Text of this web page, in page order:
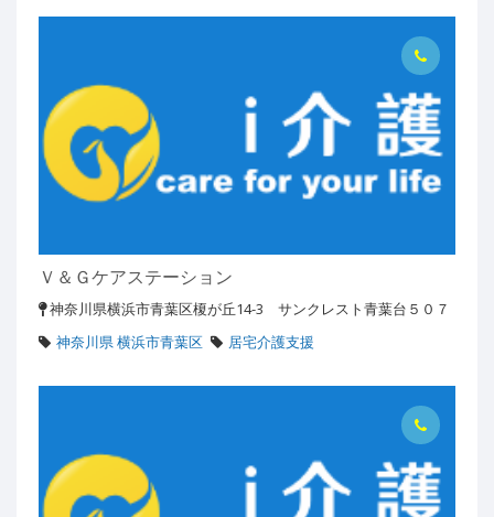
Ｖ＆Ｇケアステーション
神奈川県横浜市青葉区榎が丘14-3 サンクレスト青葉台５０７
神奈川県 横浜市青葉区
居宅介護支援